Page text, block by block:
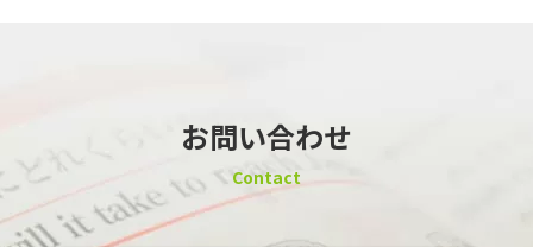
お問い合わせ
Contact